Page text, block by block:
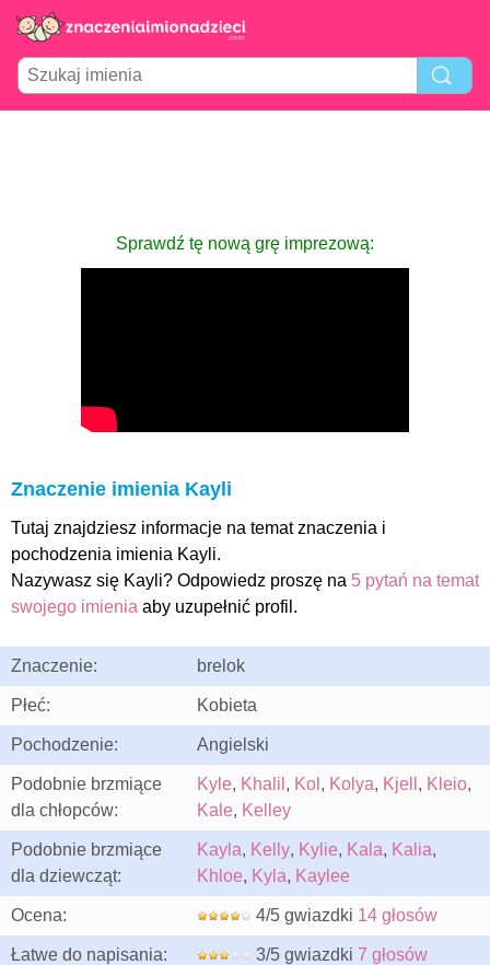
Sprawdź tę nową grę imprezową:
Znaczenie imienia Kayli
Tutaj znajdziesz informacje na temat znaczenia i
pochodzenia imienia Kayli.
Nazywasz się Kayli? Odpowiedz proszę na 5 pytań na temat
swojego imienia aby uzupełnić profil.
Znaczenie: brelok
Płeć: Kobieta
Pochodzenie: Angielski
Podobnie brzmiące
dla chłopców:
Kyle, Khalil , Kol , Kolya, Kjell , Kleio,
Kale, Kelley
Podobnie brzmiące
dla dziewcząt:
Kayla, Kelly, Kylie, Kala, Kalia,
Khloe, Kyla, Kaylee
Ocena: 4/5 gwiazdki 14 głosów
Łatwe do napisania: 3/5 gwiazdki 7 głosów